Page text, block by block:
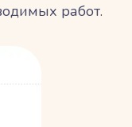
работ.